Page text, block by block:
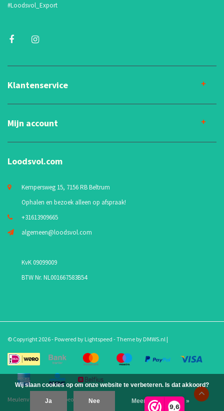
9,6
#Loodsvol_Export
Klantenservice
Mijn account
Loodsvol.com
Kempersweg 15, 7156 RB Beltrum
Ophalen en bezoek alleen op afspraak!
+31613909665
algemeen@loodsvol.com
KvK 09099009
BTW Nr. NL001667583B54
© Copyright 2026 - Powered by Lightspeed - Theme by DMWS.nl |
Meulenveld.com beoordelingen op
Wij slaan cookies op om onze website te verbeteren. Is dat akkoord?
Ja Nee Meer over cookies »